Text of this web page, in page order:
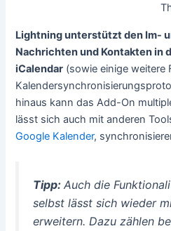
Lightning unterstützt den Im-
Nachrichten und Kontakten in
iCalendar (sowie einige weitere
hinaus kann das Add-On
lässt sich auch mit anderen
Google Kalender,
Tipp:Auch die
selbst lässt sich wieder
erweitern. Dazu zählen